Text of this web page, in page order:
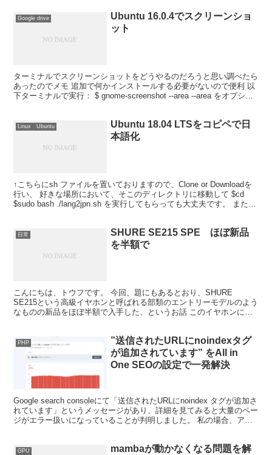
Google drive
Ubuntu 16.0.4でスクリーンショ
ット
ターミナルでスクリーンショットをどうやるのだろうと思い調べたら
あったのでメモ 追加で何かインストールする必要がないので便利 以
下ターミナルで実行： $ gnome-screenshot --area --area をオプショ
Linux Ubuntu
Ubuntu 18.04 LTSをコピペで日
本語化
↑こちらにsh ファイルを置いておりますので、Clone or Downloadを
行い、 好きな場所において、そこのディレクトリに移動して $cd
$sudo bash ./lang2jpn.sh を実行してもらっても大丈夫です。 また、
日常
SHURE SE215 SPE ほぼ新品
を半額で
こんにちは、トウフです。 今回、題にもあるとおり、SHURE
SE215という高級イヤホンと呼ばれる部類のエントリーモデルのよう
なものの新品をほぼ半額で入手した、というお話 このイヤホンに関
PHP
”送信されたURLにnoindexタグ
が追加されています” をAll in
One SEOの設定で一発解決
Google search consoleにて「送信されたURLにnoindex タグが追加さ
れています」というメッセージがあり、詳細を見てみると大量のペー
ジがエラー扱いになっていることが判明しました。 私の場合、アー
GPU
mambaが動かなくなる問題を解